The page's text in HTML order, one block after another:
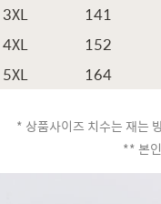
3XL 141
4XL 152
5XL 164
* 상품사이즈 치수는 재는
** 본